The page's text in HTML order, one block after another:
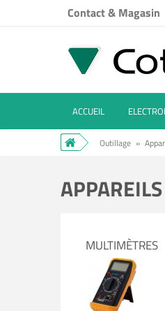
Contact & Magasin
ACCUEIL
Outillage »
MULTIMÈTRES